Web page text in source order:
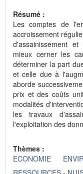
Résumé :
Les comptes de
accroissement
d'assainissement
mieux cerner les
déterminer la part
et celle due à
aborde
prix et des coûts
modalités
les travaux
l'exploitation des
Thèmes :
ECONOMIE